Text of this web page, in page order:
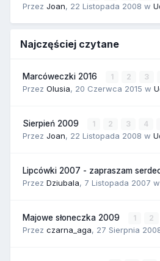
Przez Joan, 22 Listopada 2008 w
Najczęściej czytane
Marcóweczki 2016 1 2 3
Przez Olusia, 20 Czerwca 2015 w
Sierpień 2009 1 2 3 4
Przez Joan, 22 Listopada 2008 w
Lipcówki 2007 - zapraszam
Przez Dziubala, 7 Listopada 2007 w
Majowe słoneczka 2009 1 2
Przez czarna_aga, 27 Sierpnia